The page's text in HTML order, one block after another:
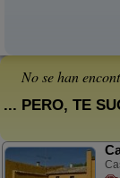
No se han
... PERO, TE